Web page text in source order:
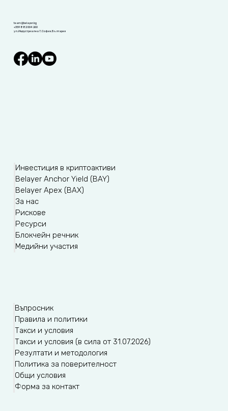
team@belayer.bg
+359 882 004 260
ул. Индустриална 7, София, България
Инвестиция в криптоактиви
Belayer Anchor Yield (BAY)
Belayer Apex (BAX)
За нас
Рискове
Ресурси
Блокчейн речник
Медийни участия
Въпросник
Правила и политики
Такси и условия
Такси и условия (в сила от 31.07.2026)
Резултати и методология
Политика за поверителност
Общи условия
Форма за контакт